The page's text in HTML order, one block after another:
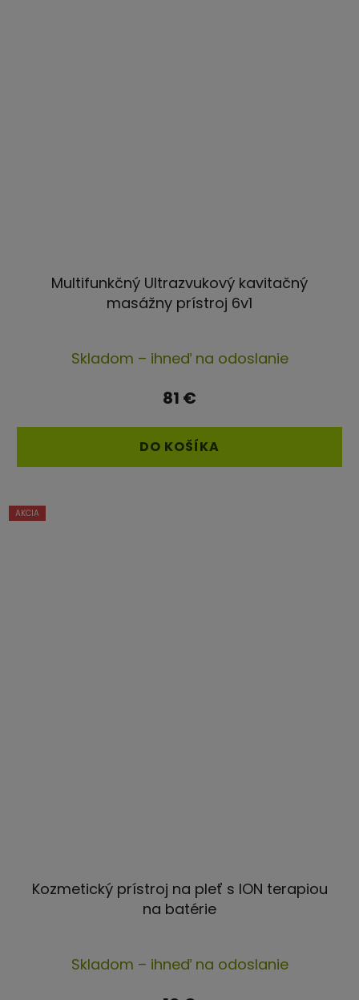
Multifunkčný Ultrazvukový kavitačný
masážny prístroj 6v1
hodnotenie
produktu
4,3
z
Skladom – ihneď na odoslanie
81 €
DO KOŠÍKA
AKCIA
Kozmetický prístroj na pleť s ION terapiou
na batérie
hodnotenie
Skladom – ihneď na odoslanie